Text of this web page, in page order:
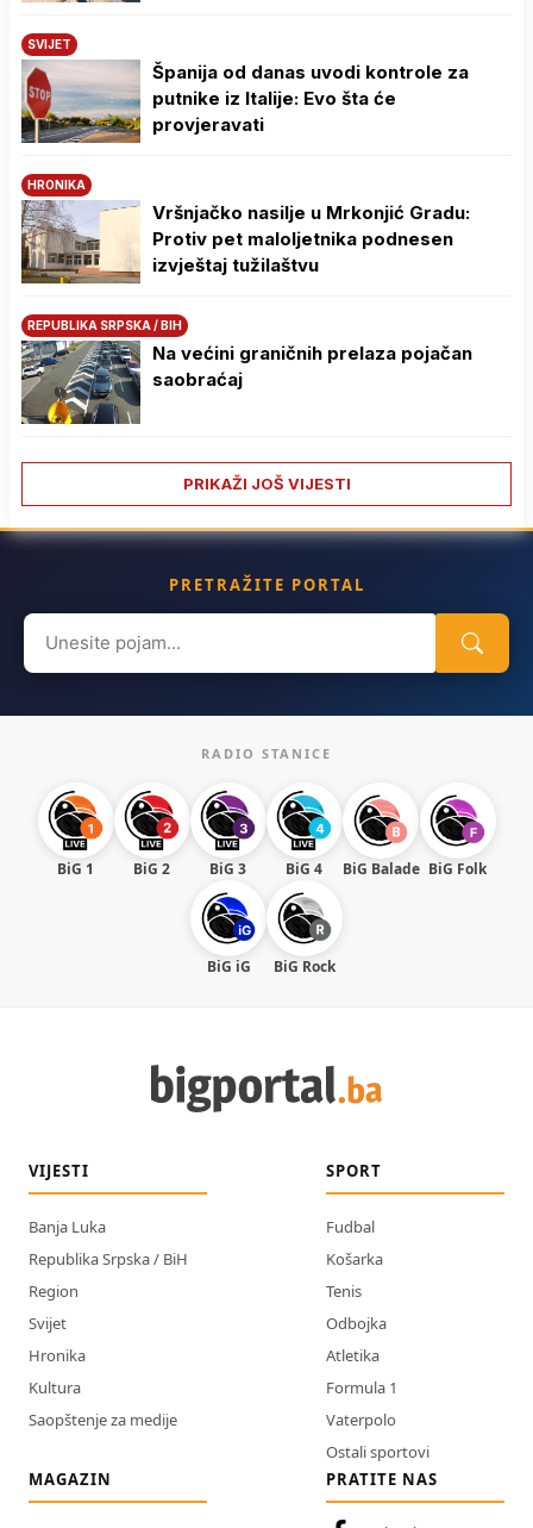
SVIJET
Španija od danas uvodi kontrole za
putnike iz Italije: Evo šta će
provjeravati
HRONIKA
Vršnjačko nasilje u Mrkonjić Gradu:
Protiv pet maloljetnika podnesen
izvještaj tužilaštvu
REPUBLIKA SRPSKA / BIH
Na većini graničnih prelaza pojačan
saobraćaj
PRIKAŽI JOŠ VIJESTI
PRETRAŽITE PORTAL
Search
for:
RADIO STANICE
BiG 1 BiG 2 BiG 3 BiG 4 BiG Balade BiG Folk
BiG iG BiG Rock
VIJESTI
Banja Luka
Republika Srpska / BiH
Region
Svijet
Hronika
Kultura
Saopštenje za medije
SPORT
Fudbal
Košarka
Tenis
Odbojka
Atletika
Formula 1
Vaterpolo
Ostali sportovi
MAGAZIN
PRATITE NAS